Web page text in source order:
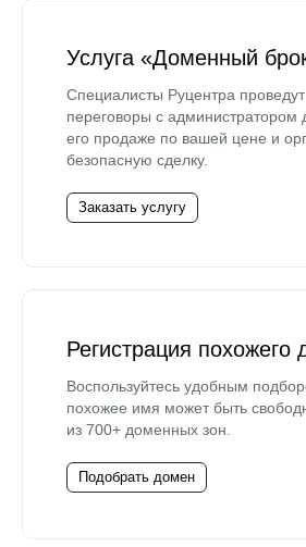
Услуга «Доменный
Специалисты Руцентра проведут
переговоры с администратором
его продаже по вашей цене и
безопасную сделку.
Заказать услугу
Регистрация похожего
Воспользуйтесь удобным
похожее имя может быть
из 700+ доменных зон.
Подобрать домен